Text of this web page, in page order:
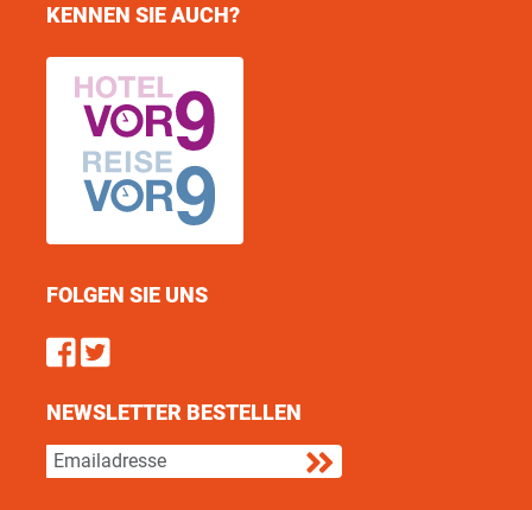
KENNEN SIE AUCH?
FOLGEN SIE UNS
Find us on Facebook
Follow us on Twitter
NEWSLETTER BESTELLEN